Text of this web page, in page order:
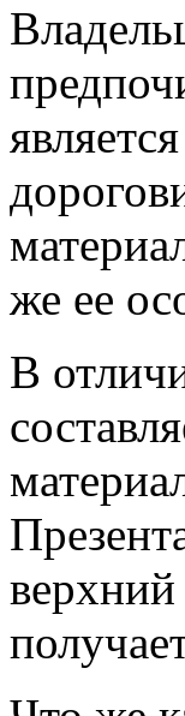
же ее
В